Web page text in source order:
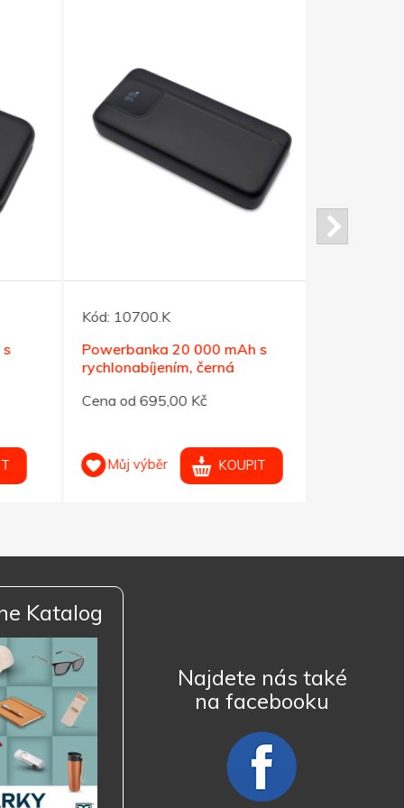
Kód:10700.K
Powerbanka 20 000 mAh s
rychlonabíjením, černá
Cena od 695,00 Kč
Můj výběr KOUPIT
Katalog
Najdete nás také
na facebooku